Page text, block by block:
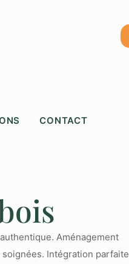
CONTACT
Aménagement
Intégration parfaite